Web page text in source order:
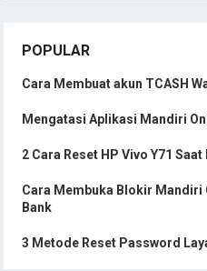
POPULAR
Cara Membuat akun TCASH
Mengatasi Aplikasi Mandiri
2 Cara Reset HP Vivo Y71
Cara Membuka Blokir Mandiri
Bank
3 Metode Reset Password